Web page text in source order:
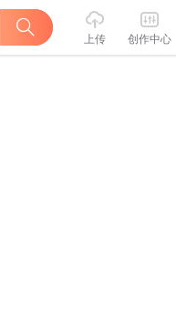
上传 创作中心